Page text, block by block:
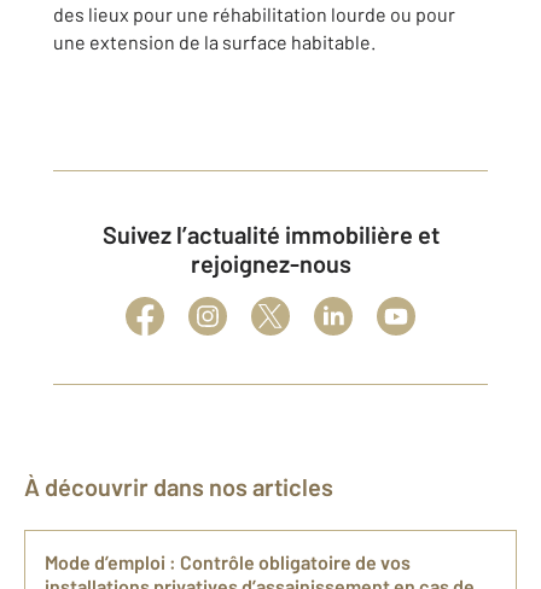
des lieux pour une réhabilitation lourde ou pour
une extension de la surface habitable.
Suivez l’actualité immobilière et
rejoignez-nous
À découvrir dans nos articles
Mode d’emploi : Contrôle obligatoire de vos